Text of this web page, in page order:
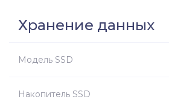
Хранение данных
Модель SSD
Накопитель SSD